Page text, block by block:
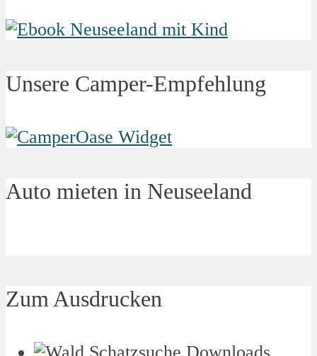
Unsere Camper-Empfehlung
Auto mieten in Neuseeland
Zum Ausdrucken